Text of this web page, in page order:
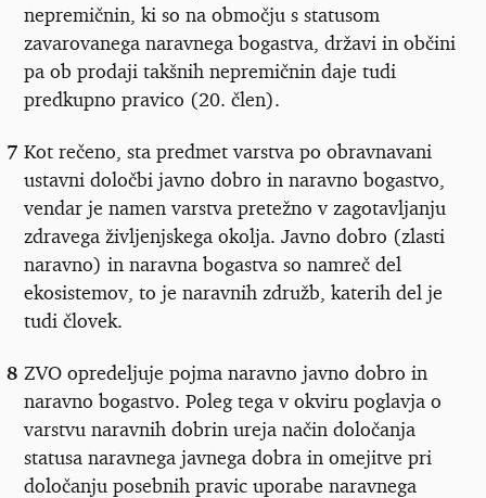
nepremičnin, ki so na območju s statusom
zavarovanega naravnega bogastva, državi in občini
pa ob prodaji takšnih nepremičnin daje tudi
predkupno pravico (20. člen).
7 Kot rečeno, sta predmet varstva po obravnavani
ustavni določbi javno dobro in naravno bogastvo,
vendar je namen varstva pretežno v zagotavljanju
zdravega življenjskega okolja. Javno dobro (zlasti
naravno) in naravna bogastva so namreč del
ekosistemov, to je naravnih združb, katerih del je
tudi človek.
8 ZVO opredeljuje pojma naravno javno dobro in
naravno bogastvo. Poleg tega v okviru poglavja o
varstvu naravnih dobrin ureja način določanja
statusa naravnega javnega dobra in omejitve pri
določanju posebnih pravic uporabe naravnega